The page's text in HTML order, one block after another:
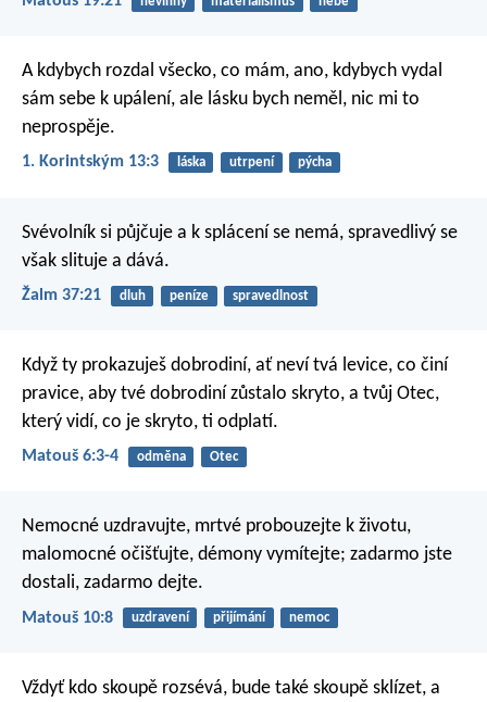
A kdybych rozdal všecko, co mám, ano, kdybych vydal
sám sebe k upálení, ale lásku bych neměl, nic mi to
neprospěje.
1. Korintským 13:3 láska utrpení pýcha
Svévolník si půjčuje a k splácení se nemá, spravedlivý se
však slituje a dává.
Žalm 37:21 dluh peníze spravedlnost
Když ty prokazuješ dobrodiní, ať neví tvá levice, co činí
pravice, aby tvé dobrodiní zůstalo skryto, a tvůj Otec,
který vidí, co je skryto, ti odplatí.
Matouš 6:3-4 odměna Otec
Nemocné uzdravujte, mrtvé probouzejte k životu,
malomocné očišťujte, démony vymítejte; zadarmo jste
dostali, zadarmo dejte.
Matouš 10:8 uzdravení přijímání nemoc
Vždyť kdo skoupě rozsévá, bude také skoupě sklízet, a